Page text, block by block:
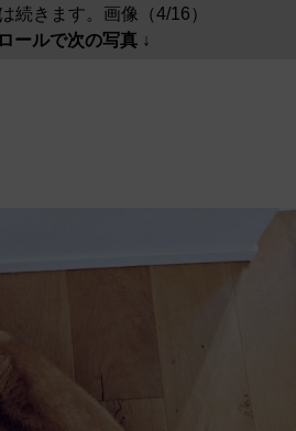
続きます。画像（4/16）
ールで次の写真 ↓